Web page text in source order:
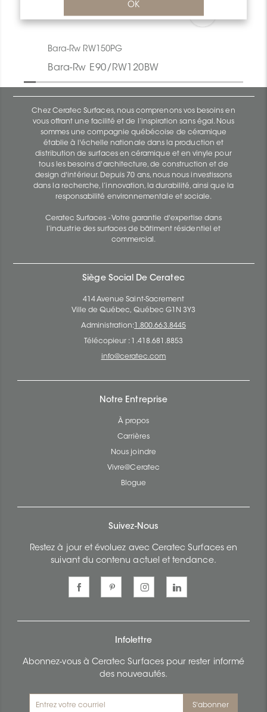
OK
Bara-Rw RW150PG
Bara-Rw E90/RW120BW
Chez Ceratec Surfaces, nous comprenons vos besoins en
vous offrant une facilité et de l’inspiration sans égal. Nous
sommes une compagnie québécoise de céramique
établie à l'échelle nationale dans la production et
distribution de surfaces en céramique et en vinyle pour
tous les besoins d'architecture, de construction et de
design d'intérieur. Depuis 70 ans, nous nous investissons
dans la recherche, l’innovation, la durabilité, ainsi que la
responsabilité environnementale et sociale.
Ceratec Surfaces - Votre garantie d'expertise dans
l’industrie des surfaces de bâtiment résidentiel et
commercial.
Siège Social De Ceratec
414 Avenue Saint-Sacrement
Ville de Québec, Québec G1N 3Y3
Administration: 1.800.663.8445
Télécopieur : 1.418.681.8853
info@ceratec.com
Notre Entreprise
À propos
Carrières
Nous joindre
Vivre@Ceratec
Blogue
Suivez-Nous
Restez à jour et évoluez avec Ceratec Surfaces en
suivant du contenu actuel et tendance.
Infolettre
Abonnez-vous à Ceratec Surfaces pour rester informé
des nouveautés.
S'abonner